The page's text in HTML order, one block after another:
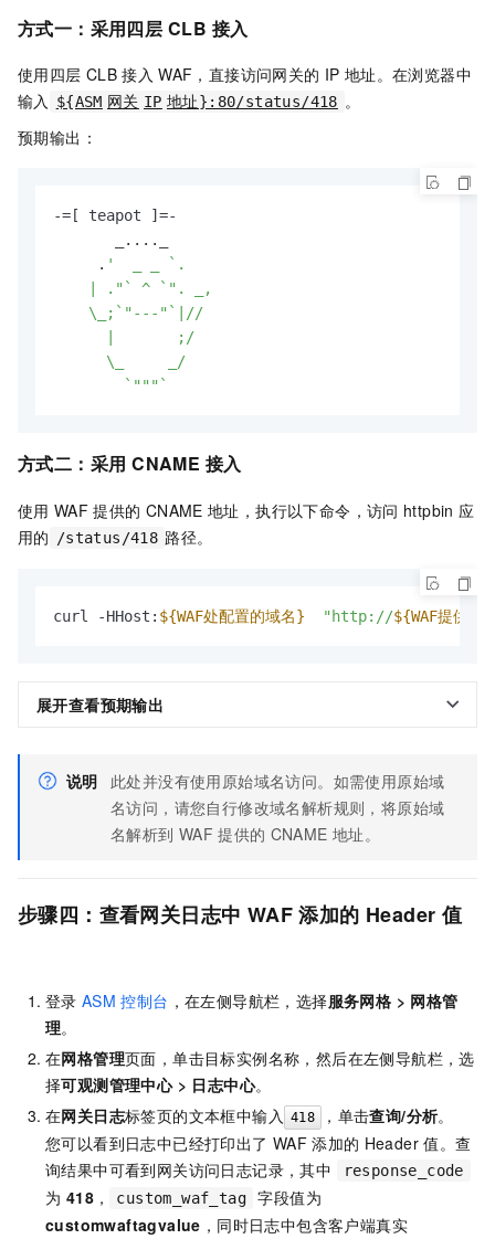
方式一：采用四层 CLB 接入
使用四层 CLB 接入 WAF，直接访问网关的 IP 地址。在浏览器中
输入
${ASM 网关 IP 地址}:80/status/418 。
预期输出：
-=[ teapot ]=-
       _...._
     .
'  _ _ `.
    | ."` ^ `". _,
    \_;`"---"`|//
      |       ;/
      \_     _/
        `"""`
方式二：采用 CNAME 接入
使用 WAF 提供的 CNAME 地址，执行以下命令，访问 httpbin 应
用的
/status/418 路径。
curl -HHost: ${WAF处配置的域名} "http://${WAF提供的
展开查看预期输出
说明
此处并没有使用原始域名访问。如需使用原始域
名访问，请您自行修改域名解析规则，将原始域
名解析到 WAF 提供的 CNAME 地址。
步骤四：查看网关日志中 WAF 添加的 Header 值
登录 ASM 控制台 ，在左侧导航栏，选择服务网格 > 网格管
理。
在网格管理页面，单击目标实例名称，然后在左侧导航栏，选
择可观测管理中心> 日志中心。
在网关日志标签页的文本框中输入 418 ，单击查询/分析。
您可以看到日志中已经打印出了 WAF 添加的 Header 值。查
询结果中可看到网关访问日志记录，其中
response_code
为 418 ， custom_waf_tag
字段值为
customwaftagvalue ，同时日志中包含客户端真实